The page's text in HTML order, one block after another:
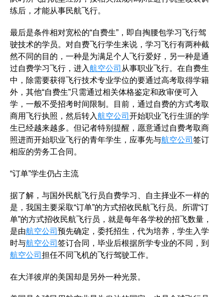
练后，才能从事民航飞行。
最后是条件相对宽松的“自费生”，即自掏腰包学习飞行驾
驶技术的学员。对自费飞行学生来说，学习飞行有两种截
然不同的目的，一种是为满足个人飞行爱好，另一种是通
过自费学习飞行，进入航空公司 从事职业飞行。在自费生
中，除需要获得飞行技术专业学位的要通过高考取得学籍
外，其他“自费生”只需通过相关体格鉴定和政审便可入
学，一般不受招考时间限制。目前，通过自费的方式考取
商用飞行执照，然后转入航空公司 开始职业飞行生涯的学
生已经越来越多。但记者特别提醒，愿意通过自费考取商
照进而开始职业飞行的青年学生，应事先与航空公司 签订
相应的劳务工合同。
“订单”学生仍占主流
据了解，与国外民航飞行员自费学习、自主择业不一样的
是，我国主要采取“订单”的方式招收民航飞行员。所谓“订
单”的方式招收民航飞行员，就是每年各学校的招飞数量，
是由航空公司 预先确定，委托招生，代为培养，学生入学
时与航空公司 签订合同，毕业后根据所学专业的不同，到
航空公司 担任不同飞机的飞行驾驶工作。
在大洋彼岸的美国却是另外一种光景。